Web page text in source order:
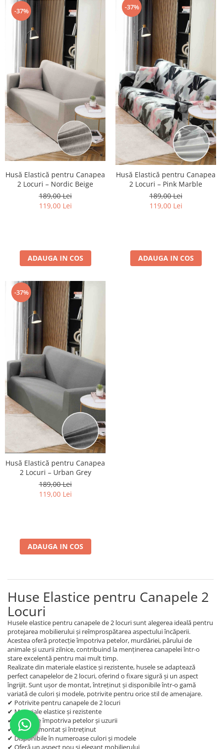
-37%
Husă Elastică pentru Canapea
2 Locuri – Nordic Beige
189,00 Lei
119,00 Lei
ADAUGA IN COS
-37%
Husă Elastică pentru Canapea
2 Locuri – Pink Marble
189,00 Lei
119,00 Lei
ADAUGA IN COS
-37%
Husă Elastică pentru Canapea
2 Locuri – Urban Grey
189,00 Lei
119,00 Lei
ADAUGA IN COS
Huse Elastice pentru Canapele 2
Locuri
Husele elastice pentru canapele de 2 locuri sunt alegerea ideală pentru
protejarea mobilierului și reîmprospătarea aspectului încăperii.
Acestea oferă protecție împotriva petelor, murdăriei, părului de
animale și uzurii zilnice, contribuind la menținerea canapelei într-o
stare excelentă pentru mai mult timp.
Realizate din materiale elastice și rezistente, husele se adaptează
perfect canapelelor de 2 locuri, oferind o fixare sigură și un aspect
îngrijit. Sunt ușor de montat, întreținut și disponibile într-o gamă
variată de culori și modele, potrivite pentru orice stil de amenajare.
✔ Potrivite pentru canapele de 2 locuri
✔ Materiale elastice și rezistente
✔ Protecție împotriva petelor și uzurii
✔ Ușor de montat și întreținut
✔ Disponibile în numeroase culori și modele
✔ Oferă un aspect nou și elegant mobilierului